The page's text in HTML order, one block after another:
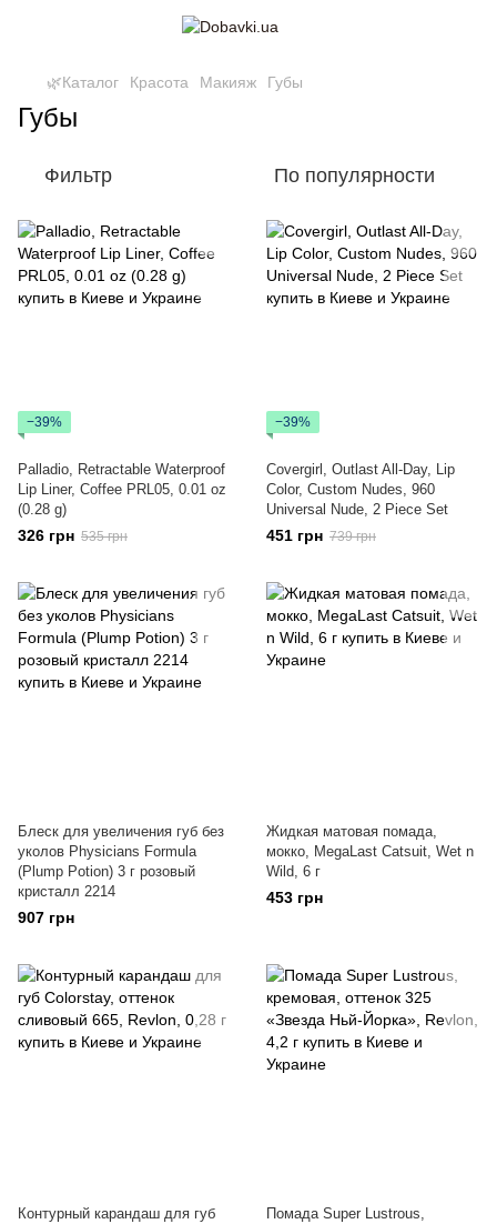
🌿Каталог Красота Макияж Губы
Губы
Фильтр По популярности
−39%
Palladio, Retractable Waterproof
Lip Liner, Coffee PRL05, 0.01 oz
(0.28 g)
326 грн 535 грн
−39%
Covergirl, Outlast All-Day, Lip
Color, Custom Nudes, 960
Universal Nude, 2 Piece Set
451 грн 739 грн
Блеск для увеличения губ без
уколов Physicians Formula
(Plump Potion) 3 г розовый
кристалл 2214
907 грн
Жидкая матовая помада,
мокко, MegaLast Catsuit, Wet n
Wild, 6 г
453 грн
Контурный карандаш для губ
Помада Super Lustrous,